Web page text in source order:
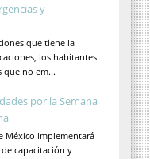
y
que tiene la
los habitantes
que no em...
por la Semana
México implementará
capacitación y